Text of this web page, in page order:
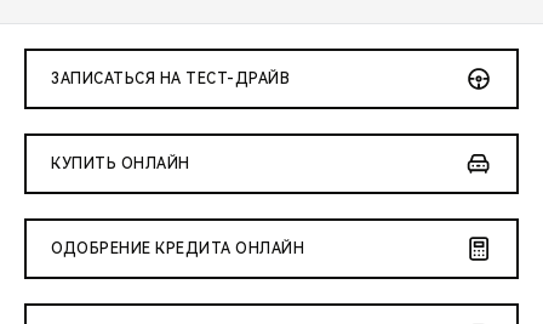
ЗАПИСАТЬСЯ НА ТЕСТ-ДРАЙВ
КУПИТЬ ОНЛАЙН
ОДОБРЕНИЕ КРЕДИТА ОНЛАЙН